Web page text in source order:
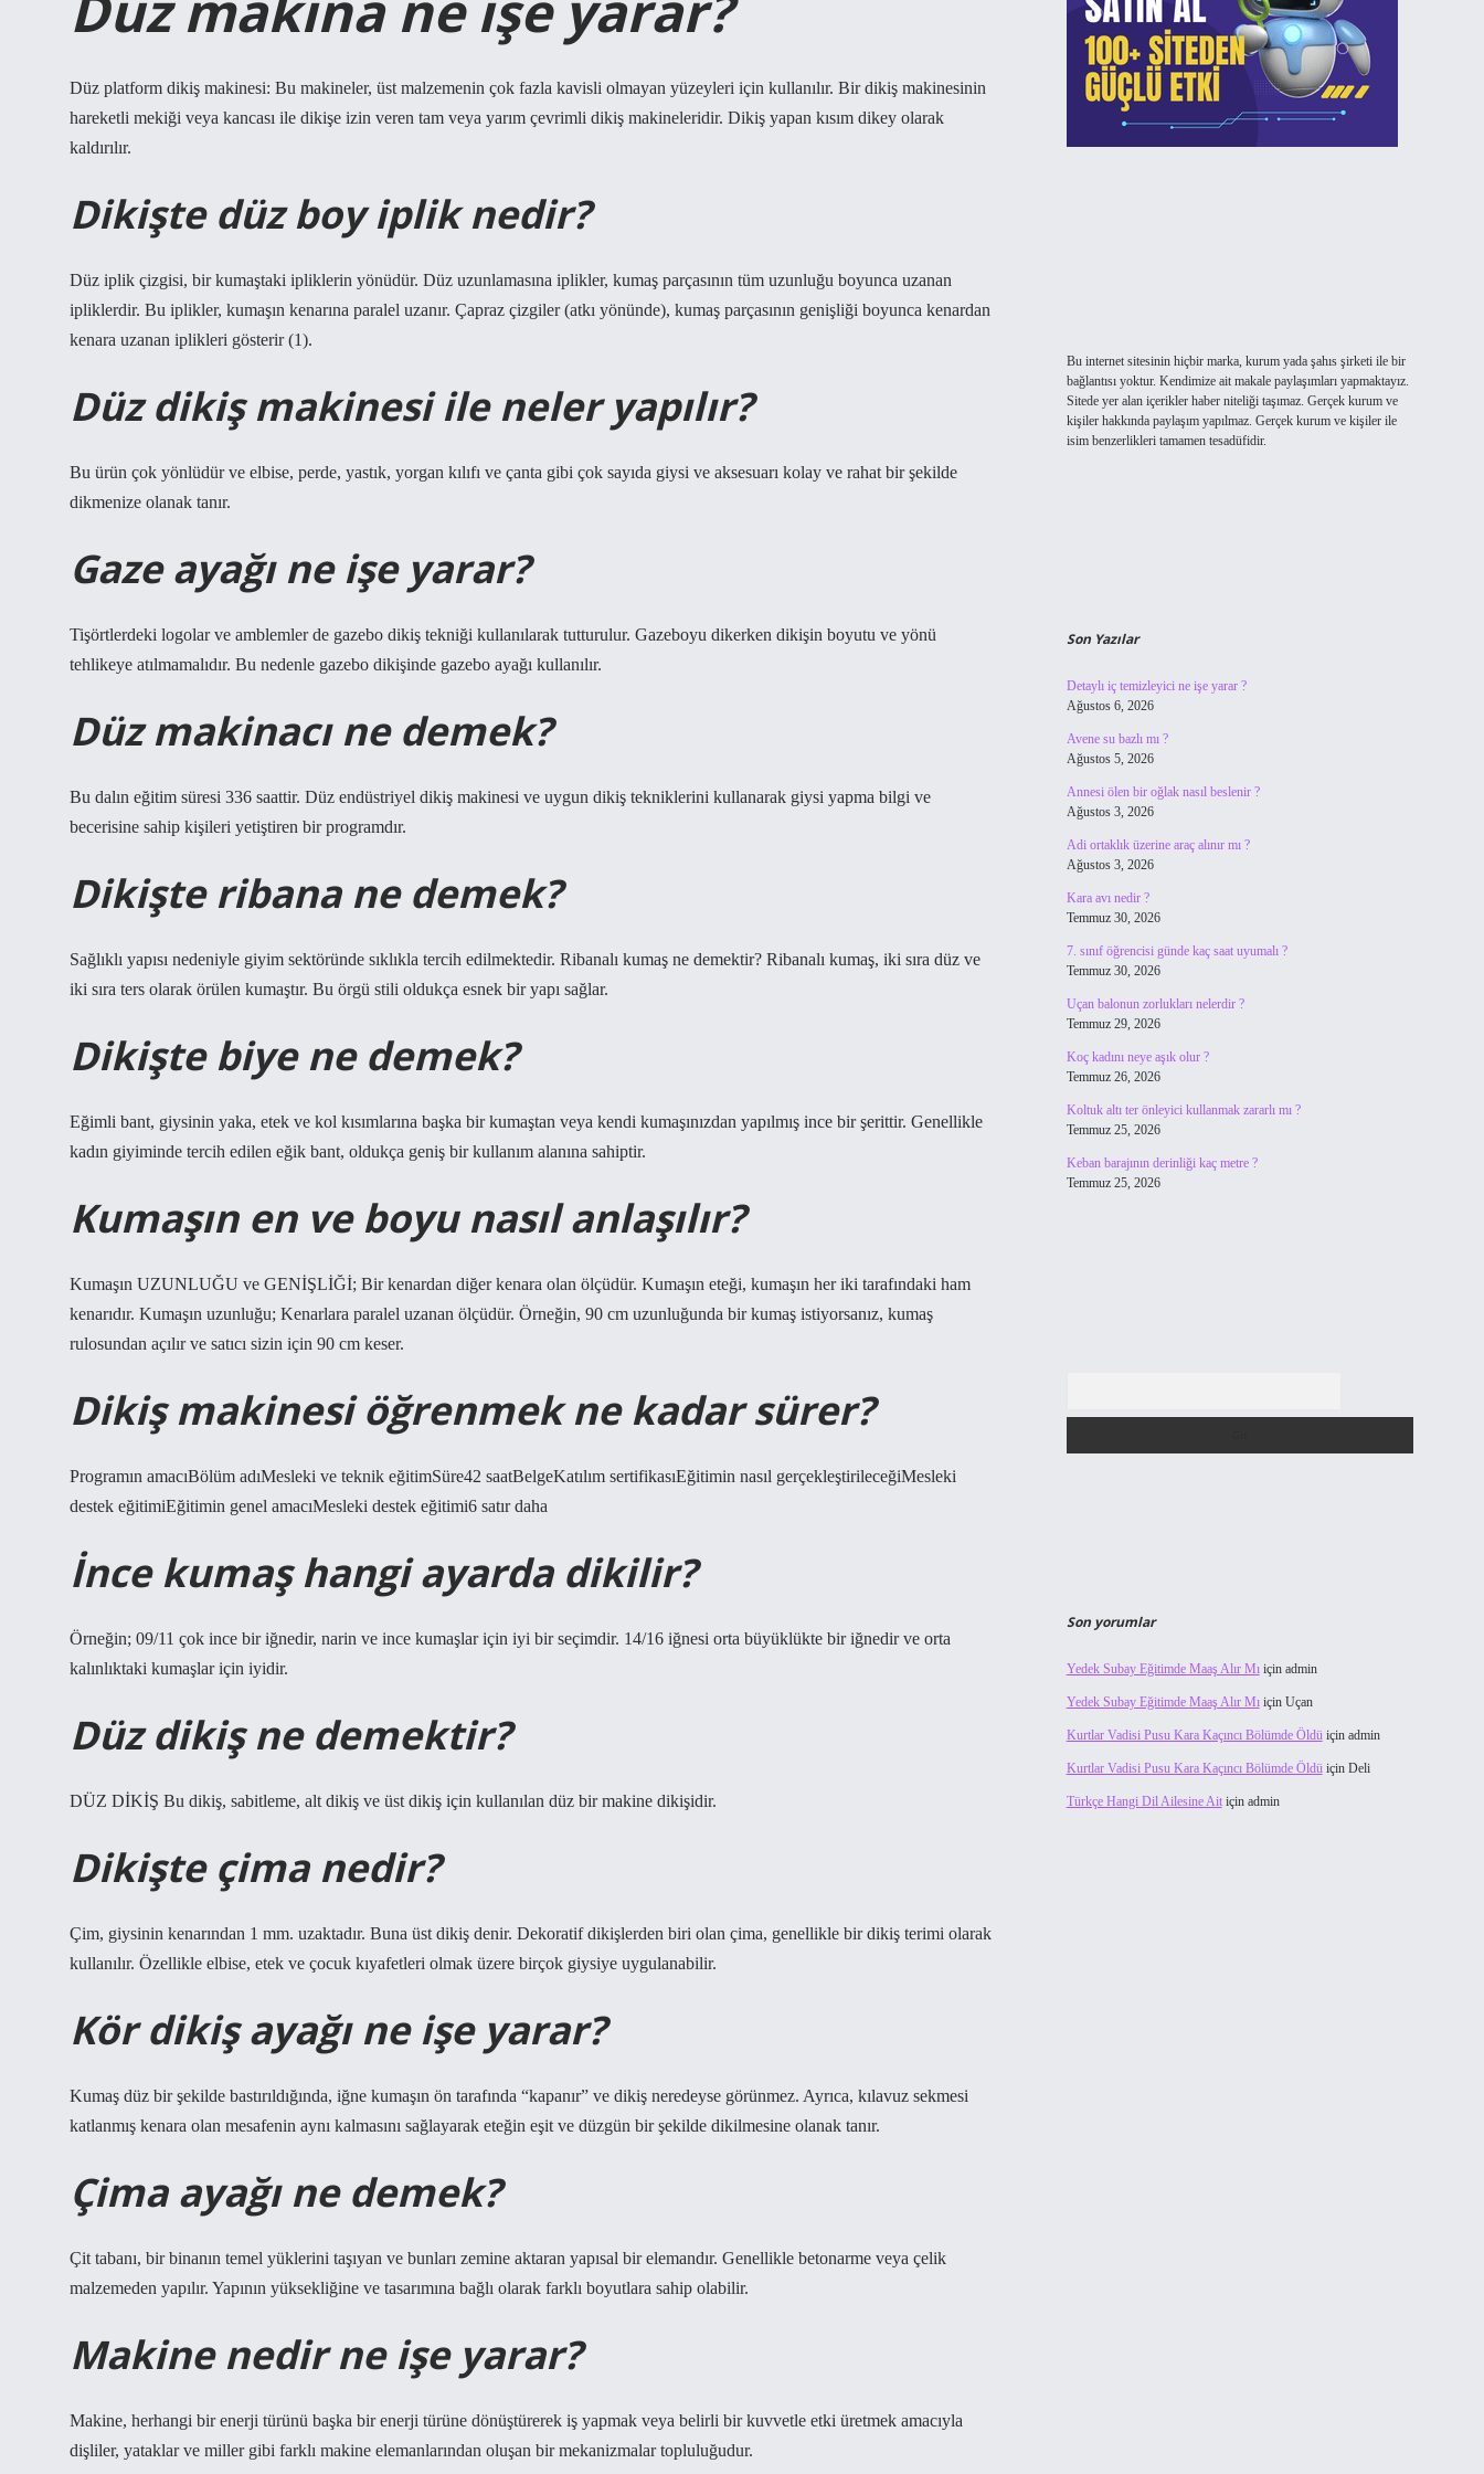
Düz platform dikiş makinesi: Bu makineler, üst malzemenin çok fazla kavisli olmayan yüzeyleri için kullanılır. Bir dikiş makinesinin
hareketli mekiği veya kancası ile dikişe izin veren tam veya yarım çevrimli dikiş makineleridir. Dikiş yapan kısım dikey olarak
kaldırılır.
Dikişte düz boy iplik nedir?
Düz iplik çizgisi, bir kumaştaki ipliklerin yönüdür. Düz uzunlamasına iplikler, kumaş parçasının tüm uzunluğu boyunca uzanan
ipliklerdir. Bu iplikler, kumaşın kenarına paralel uzanır. Çapraz çizgiler (atkı yönünde), kumaş parçasının genişliği boyunca kenardan
kenara uzanan iplikleri gösterir (1).
Düz dikiş makinesi ile neler yapılır?
Bu ürün çok yönlüdür ve elbise, perde, yastık, yorgan kılıfı ve çanta gibi çok sayıda giysi ve aksesuarı kolay ve rahat bir şekilde
dikmenize olanak tanır.
Gaze ayağı ne işe yarar?
Tişörtlerdeki logolar ve amblemler de gazebo dikiş tekniği kullanılarak tutturulur. Gazeboyu dikerken dikişin boyutu ve yönü
tehlikeye atılmamalıdır. Bu nedenle gazebo dikişinde gazebo ayağı kullanılır.
Düz makinacı ne demek?
Bu dalın eğitim süresi 336 saattir. Düz endüstriyel dikiş makinesi ve uygun dikiş tekniklerini kullanarak giysi yapma bilgi ve
becerisine sahip kişileri yetiştiren bir programdır.
Dikişte ribana ne demek?
Sağlıklı yapısı nedeniyle giyim sektöründe sıklıkla tercih edilmektedir. Ribanalı kumaş ne demektir? Ribanalı kumaş, iki sıra düz ve
iki sıra ters olarak örülen kumaştır. Bu örgü stili oldukça esnek bir yapı sağlar.
Dikişte biye ne demek?
Eğimli bant, giysinin yaka, etek ve kol kısımlarına başka bir kumaştan veya kendi kumaşınızdan yapılmış ince bir şerittir. Genellikle
kadın giyiminde tercih edilen eğik bant, oldukça geniş bir kullanım alanına sahiptir.
Kumaşın en ve boyu nasıl anlaşılır?
Kumaşın UZUNLUĞU ve GENİŞLİĞİ; Bir kenardan diğer kenara olan ölçüdür. Kumaşın eteği, kumaşın her iki tarafındaki ham
kenarıdır. Kumaşın uzunluğu; Kenarlara paralel uzanan ölçüdür. Örneğin, 90 cm uzunluğunda bir kumaş istiyorsanız, kumaş
rulosundan açılır ve satıcı sizin için 90 cm keser.
Dikiş makinesi öğrenmek ne kadar sürer?
Programın amacıBölüm adıMesleki ve teknik eğitimSüre42 saatBelgeKatılım sertifikasıEğitimin nasıl gerçekleştirileceğiMesleki
destek eğitimiEğitimin genel amacıMesleki destek eğitimi6 satır daha
İnce kumaş hangi ayarda dikilir?
Örneğin; 09/11 çok ince bir iğnedir, narin ve ince kumaşlar için iyi bir seçimdir. 14/16 iğnesi orta büyüklükte bir iğnedir ve orta
kalınlıktaki kumaşlar için iyidir.
Düz dikiş ne demektir?
DÜZ DİKİŞ Bu dikiş, sabitleme, alt dikiş ve üst dikiş için kullanılan düz bir makine dikişidir.
Dikişte çima nedir?
Çim, giysinin kenarından 1 mm. uzaktadır. Buna üst dikiş denir. Dekoratif dikişlerden biri olan çima, genellikle bir dikiş terimi olarak
kullanılır. Özellikle elbise, etek ve çocuk kıyafetleri olmak üzere birçok giysiye uygulanabilir.
Kör dikiş ayağı ne işe yarar?
Kumaş düz bir şekilde bastırıldığında, iğne kumaşın ön tarafında “kapanır” ve dikiş neredeyse görünmez. Ayrıca, kılavuz sekmesi
katlanmış kenara olan mesafenin aynı kalmasını sağlayarak eteğin eşit ve düzgün bir şekilde dikilmesine olanak tanır.
Çima ayağı ne demek?
Çit tabanı, bir binanın temel yüklerini taşıyan ve bunları zemine aktaran yapısal bir elemandır. Genellikle betonarme veya çelik
malzemeden yapılır. Yapının yüksekliğine ve tasarımına bağlı olarak farklı boyutlara sahip olabilir.
Makine nedir ne işe yarar?
Makine, herhangi bir enerji türünü başka bir enerji türüne dönüştürerek iş yapmak veya belirli bir kuvvetle etki üretmek amacıyla
dişliler, yataklar ve miller gibi farklı makine elemanlarından oluşan bir mekanizmalar topluluğudur.
Bu internet sitesinin hiçbir marka, kurum yada şahıs şirketi ile bir
bağlantısı yoktur. Kendimize ait makale paylaşımları yapmaktayız.
Sitede yer alan içerikler haber niteliği taşımaz. Gerçek kurum ve
kişiler hakkında paylaşım yapılmaz. Gerçek kurum ve kişiler ile
isim benzerlikleri tamamen tesadüfidir.
Son Yazılar
Detaylı iç temizleyici ne işe yarar ?
Ağustos 6, 2026
Avene su bazlı mı ?
Ağustos 5, 2026
Annesi ölen bir oğlak nasıl beslenir ?
Ağustos 3, 2026
Adi ortaklık üzerine araç alınır mı ?
Ağustos 3, 2026
Kara avı nedir ?
Temmuz 30, 2026
7. sınıf öğrencisi günde kaç saat uyumalı ?
Temmuz 30, 2026
Uçan balonun zorlukları nelerdir ?
Temmuz 29, 2026
Koç kadını neye aşık olur ?
Temmuz 26, 2026
Koltuk altı ter önleyici kullanmak zararlı mı ?
Temmuz 25, 2026
Keban barajının derinliği kaç metre ?
Temmuz 25, 2026
Son yorumlar
Yedek Subay Eğitimde Maaş Alır Mıiçin admin
Yedek Subay Eğitimde Maaş Alır Mıiçin Uçan
Kurtlar Vadisi Pusu Kara Kaçıncı Bölümde Öldüiçin admin
Kurtlar Vadisi Pusu Kara Kaçıncı Bölümde Öldüiçin Deli
Türkçe Hangi Dil Ailesine Aitiçin admin